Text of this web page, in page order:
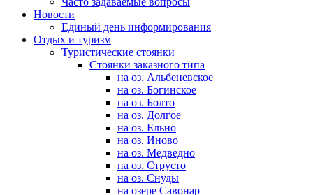
Новости
Единый день информирования
Отдых и туризм
Туристические стоянки
Стоянки заказного типа
на оз. Альбеневское
на оз. Богинское
на оз. Болто
на оз. Долгое
на оз. Ельно
на оз. Иново
на оз. Медведно
на оз. Струсто
на оз. Снуды
на озере Савонар